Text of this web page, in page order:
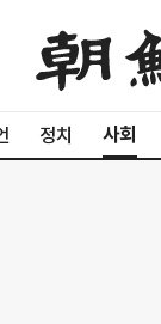
정치 사회